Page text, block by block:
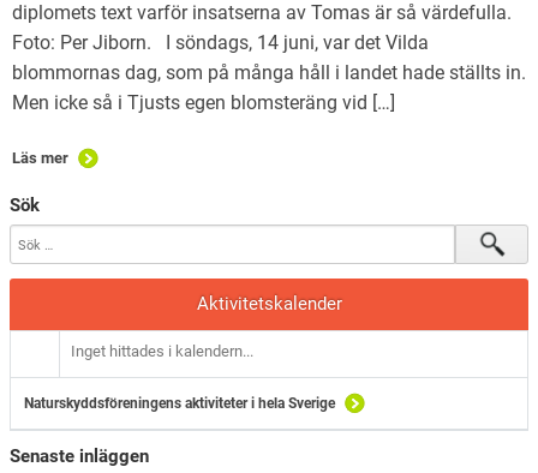
diplomets text varför insatserna av Tomas är så värdefulla.
Foto: Per Jiborn. I söndags, 14 juni, var det Vilda
blommornas dag, som på många håll i landet hade ställts in.
Men icke så i Tjusts egen blomsteräng vid […]
Läs mer
Sök
Aktivitetskalender
Inget hittades i kalendern...
Naturskyddsföreningens aktiviteter i hela Sverige
Senaste inläggen